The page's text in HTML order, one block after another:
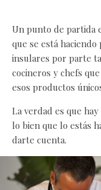
Un punto de partida
que se está
insulares por parte
cocineros y chefs
esos productos
La verdad es que
lo bien que lo estás
darte cuenta.